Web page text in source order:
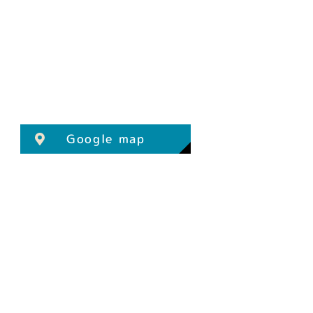
Google map